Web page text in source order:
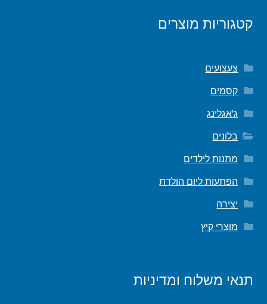
קטגוריות מוצרים
צעצועים
קסמים
ג'אגלינג
בלונים
מתנות לילדים
הפתעות ליום הולדת
יצירה
מוצרי קיץ
תנאי משלוח ומדיניות